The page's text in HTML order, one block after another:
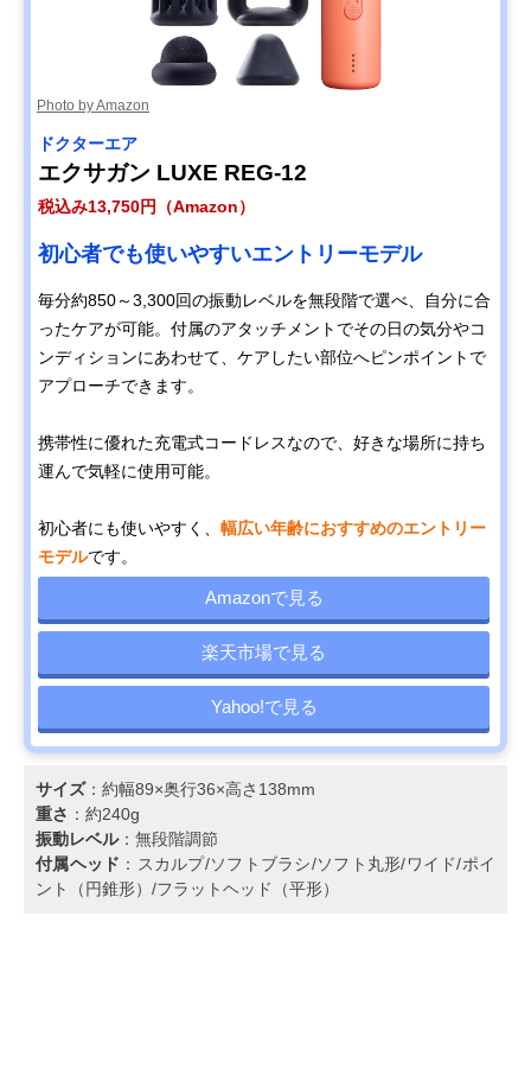
Photo by Amazon
ドクターエア
エクサガン LUXE REG-12
税込み13,750円（Amazon）
初心者でも使いやすいエントリーモデル
毎分約850～3,300回の振動レベルを無段階で選べ、自分に合
ったケアが可能。付属のアタッチメントでその日の気分やコ
ンディションにあわせて、ケアしたい部位へピンポイントで
アプローチできます。
携帯性に優れた充電式コードレスなので、好きな場所に持ち
運んで気軽に使用可能。
初心者にも使いやすく、 幅広い年齢におすすめのエントリー
モデルです。
Amazonで見る
楽天市場で見る
Yahoo!で見る
サイズ：約幅89×奥行36×高さ138mm
重さ ：約240g
振動レベル：無段階調節
付属ヘッド ：スカルプ/ソフトブラシ/ソフト丸形/ワイド/ポイ
ント（円錐形）/フラットヘッド（平形）